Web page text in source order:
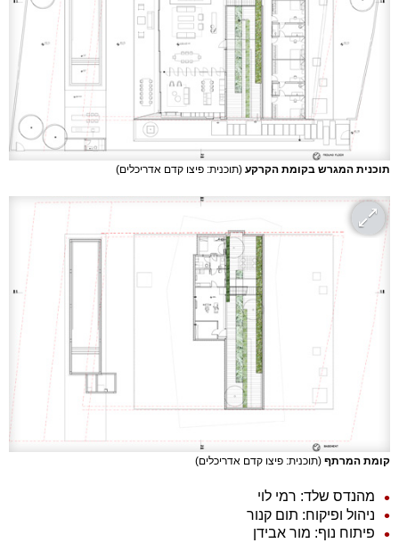
תוכנית המגרש בקומת הקרקע (תוכנית: פיצו קדם אדריכלים)
קומת המרתף (תוכנית: פיצו קדם אדריכלים)
מהנדס שלד: רמי לוי
ניהול ופיקוח: תום קנור
פיתוח נוף: מור אבידן